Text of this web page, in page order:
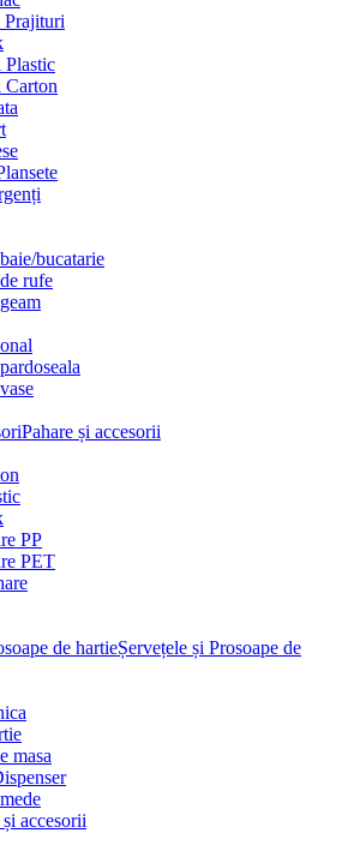
Prajituri
Carton
bucatarie
rufe
Pahare și accesorii
PP
PET
Șervețele și Prosoape de
masa
și accesorii